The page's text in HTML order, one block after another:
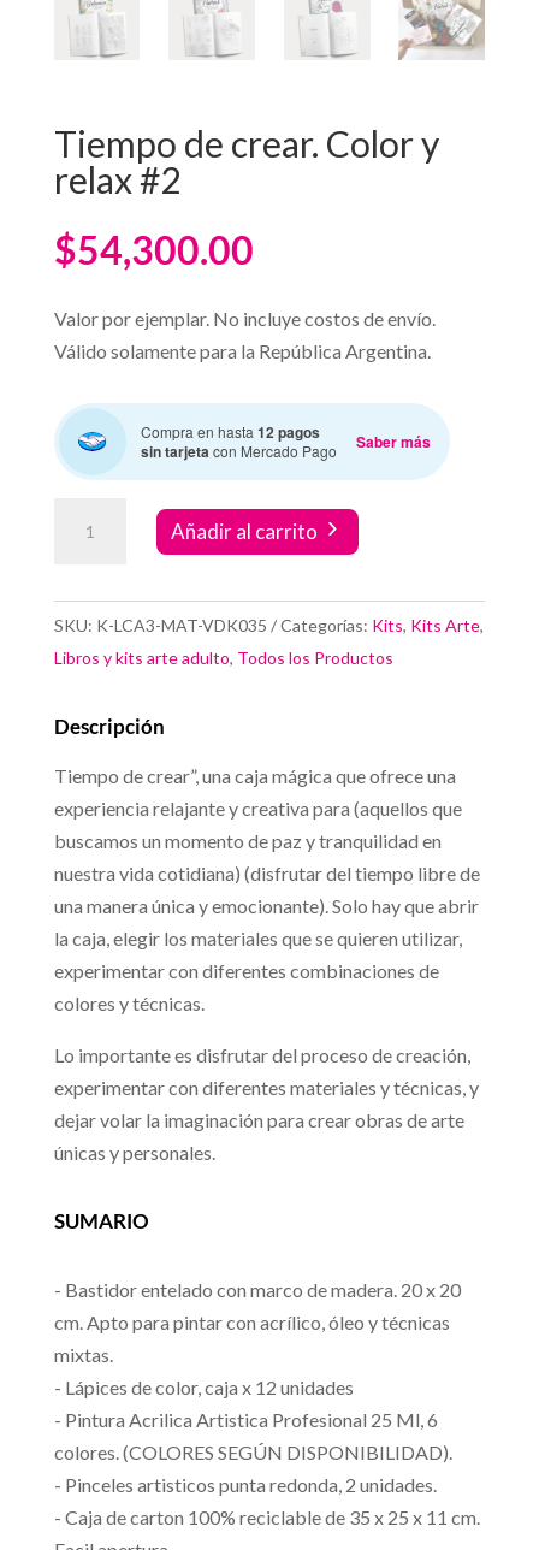
Tiempo de crear. Color y
relax #2
$54,300.00
Valor por ejemplar. No incluye costos de envío.
Válido solamente para la República Argentina.
Compra en hasta12 pagos
sin tarjetacon Mercado Pago Saber más
cantidad
Añadir al carrito
SKU: K-LCA3-MAT-VDK035 Categorías: Kits, Kits Arte,
Libros y kits arte adulto, Todos los Productos
Descripción
Tiempo de crear”, una caja mágica que ofrece una
experiencia relajante y creativa para (aquellos que
buscamos un momento de paz y tranquilidad en
nuestra vida cotidiana) (disfrutar del tiempo libre de
una manera única y emocionante). Solo hay que abrir
la caja, elegir los materiales que se quieren utilizar,
experimentar con diferentes combinaciones de
colores y técnicas.
Lo importante es disfrutar del proceso de creación,
experimentar con diferentes materiales y técnicas, y
dejar volar la imaginación para crear obras de arte
únicas y personales.
SUMARIO
- Bastidor entelado con marco de madera. 20 x 20
cm. Apto para pintar con acrílico, óleo y técnicas
mixtas.
- Lápices de color, caja x 12 unidades
- Pintura Acrilica Artistica Profesional 25 Ml, 6
colores. (COLORES SEGÚN DISPONIBILIDAD).
- Pinceles artisticos punta redonda, 2 unidades.
- Caja de carton 100% reciclable de 35 x 25 x 11 cm.